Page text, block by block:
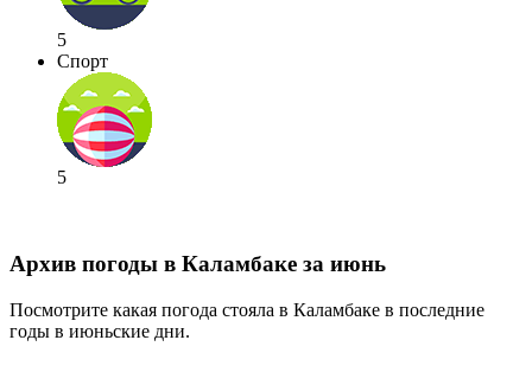
5
Спорт
5
Архив погоды в Каламбаке за июнь
Посмотрите какая погода стояла в Каламбаке в последние
годы в июньские дни.